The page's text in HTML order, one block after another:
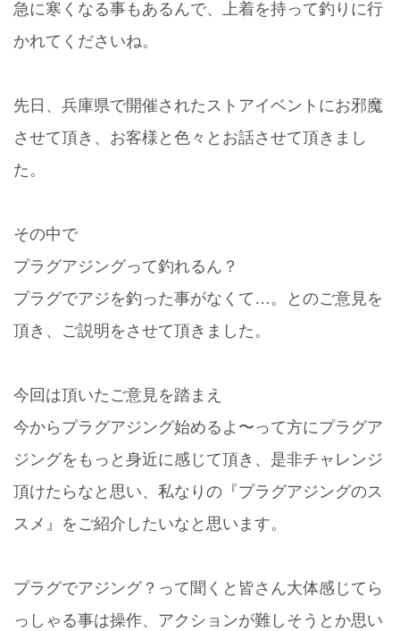
急に寒くなる事もあるんで、上着を持って釣りに行
かれてくださいね。
先日、兵庫県で開催されたストアイベントにお邪魔
させて頂き、お客様と色々とお話させて頂きまし
た。
その中で
プラグアジングって釣れるん？
プラグでアジを釣った事がなくて…。とのご意見を
頂き、ご説明をさせて頂きました。
今回は頂いたご意見を踏まえ
今からプラグアジング始めるよ〜って方にプラグア
ジングをもっと身近に感じて頂き、是非チャレンジ
頂けたらなと思い、私なりの『プラグアジングのス
スメ』をご紹介したいなと思います。
プラグでアジング？って聞くと皆さん大体感じてら
っしゃる事は操作、アクションが難しそうとか思い